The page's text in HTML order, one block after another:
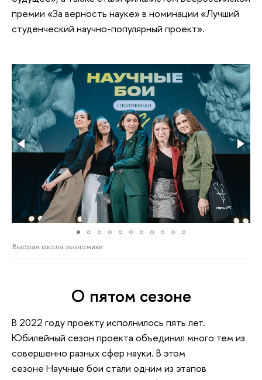
премии «За верность науке» в номинации «Лучший
студенческий научно-популярный проект».
Высшая школа экономики
О пятом сезоне
В 2022 году проекту исполнилось пять лет.
Юбилейный сезон проекта объединил много тем из
совершенно разных сфер науки. В этом
сезоне Научные бои стали одним из этапов